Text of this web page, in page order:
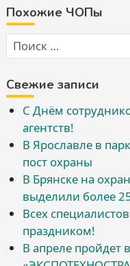
Похожие ЧОПы
Свежие записи
С Днём
агентств!
В Ярославле в
пост охраны
В Брянске на
выделили более
Всех
праздником!
В апреле пройдет